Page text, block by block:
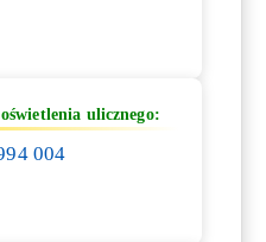
ulicznego:
004